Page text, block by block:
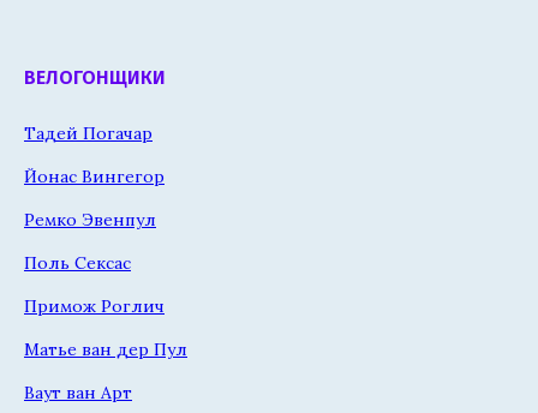
ВЕЛОГОНЩИКИ
Тадей Погачар
Йонас Вингегор
Ремко Эвенпул
Поль Сексас
Примож Роглич
Матье ван дер Пул
Ваут ван Арт